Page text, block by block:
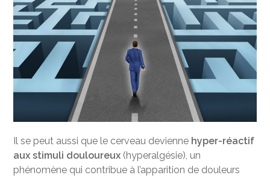
Il se peut aussi que le cerveau devienne hyper-réactif
aux stimuli douloureux (hyperalgésie), un
phénomène qui contribue à l’apparition de douleurs